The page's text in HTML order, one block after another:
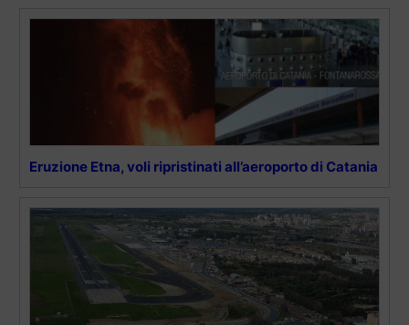
Eruzione Etna, voli ripristinati all’aeroporto di Catania